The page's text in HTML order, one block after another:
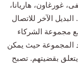
غورغاون، هاريانا،
الآخر للاتصال
مجموعة الشركاء
المجموعة حيث يمكن
بقضيتهم. تصبح